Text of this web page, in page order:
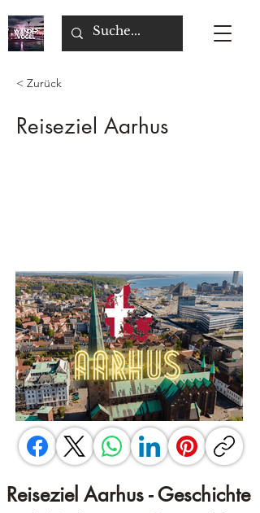
< Zurück
Reiseziel Aarhus
Reiseziel Aarhus - Geschichte